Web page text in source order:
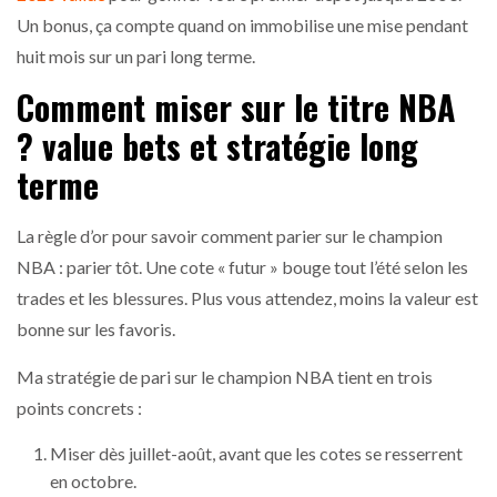
Un bonus, ça compte quand on immobilise une mise pendant
huit mois sur un pari long terme.
Comment miser sur le titre NBA
? value bets et stratégie long
terme
La règle d’or pour savoir comment parier sur le champion
NBA : parier tôt. Une cote « futur » bouge tout l’été selon les
trades et les blessures. Plus vous attendez, moins la valeur est
bonne sur les favoris.
Ma stratégie de pari sur le champion NBA tient en trois
points concrets :
Miser dès juillet-août, avant que les cotes se resserrent
en octobre.